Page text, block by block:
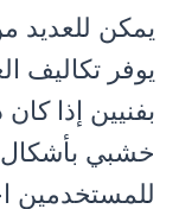
يمكن للعديد
يوفر تكاليف
بفنيين إذا
خشبي بأشكال
للمستخدمين